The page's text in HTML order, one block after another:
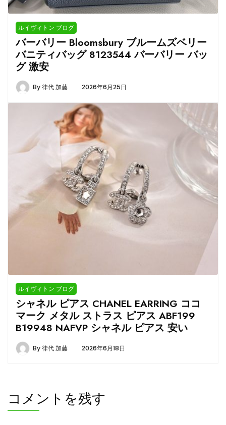
ルイヴィトン ブログ
バーバリー Bloomsbury ブルームズベリー
バニティバッグ 8123544 バーバリー バッ
グ 激安
By律代 加藤 2026年6月25日
ルイヴィトン ブログ
シャネル ピアス CHANEL EARRING ココ
マーク メタル ストラス ピアス ABF199
B19948 NAFVP シャネル ピアス 安い
By律代 加藤 2026年6月18日
コメントを残す